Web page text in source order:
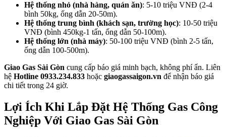
Hệ thống nhỏ (nhà hàng, quán ăn): 5-10 triệu VNĐ (2-4
bình 50kg, ống dẫn 20-50m).
Hệ thống trung bình (khách sạn, trường học): 10-50 triệu
VNĐ (bình 450kg-1 tấn, ống dẫn 50-100m).
Hệ thống lớn (nhà máy): 50-100 triệu VNĐ (bình 2-5 tấn,
ống dẫn 100-500m).
Giao Gas Sài Gòn cung cấp báo giá minh bạch, không phí ẩn. Liên
hệ Hotline 0933.234.833 hoặc giaogassaigon.vn để nhận báo giá
chi tiết trong 24 giờ.
Lợi Ích Khi Lắp Đặt Hệ Thống Gas Công
Nghiệp Với Giao Gas Sài Gòn